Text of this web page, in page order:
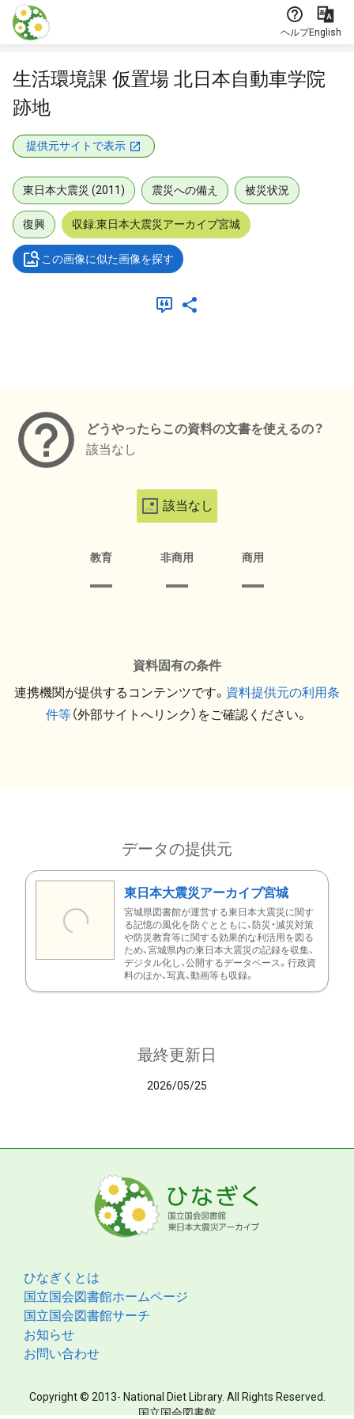
本文に飛ぶ
ヘルプEnglish
生活環境課 仮置場 北日本自動車学院
跡地
提供元サイトで表示
東日本大震災 (2011) 震災への備え 被災状況
復興 収録:東日本大震災アーカイブ宮城
この画像に似た画像を探す
どうやったらこの資料の文書を使えるの？
該当なし
該当なし
教育 非商用 商用
資料固有の条件
連携機関が提供するコンテンツです。 資料提供元の利用条
件等（外部サイトへリンク）をご確認ください。
データの提供元
東日本大震災アーカイブ宮城
宮城県図書館が運営する東日本大震災に関す
る記憶の風化を防ぐとともに、防災・減災対策
や防災教育等に関する効果的な利活用を図る
ため、宮城県内の東日本大震災の記録を収集、
デジタル化し、公開するデータベース。行政資
料のほか、写真、動画等も収録。
最終更新日
2026/05/25
ひなぎくとは
国立国会図書館ホームページ
国立国会図書館サーチ
お知らせ
お問い合わせ
Copyright © 2013- National Diet Library. All Rights Reserved.